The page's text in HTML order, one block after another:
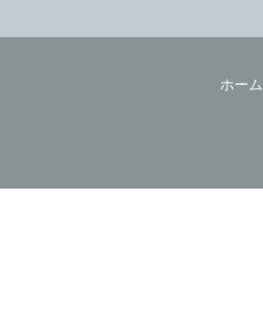
ホーム